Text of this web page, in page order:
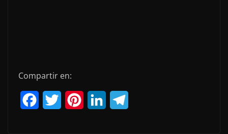
Compartir en: